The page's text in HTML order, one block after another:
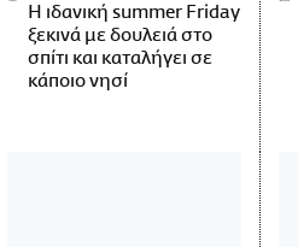
Η ιδανική summer Friday
ξεκινά με δουλειά στο
σπίτι και καταλήγει σε
κάποιο νησί